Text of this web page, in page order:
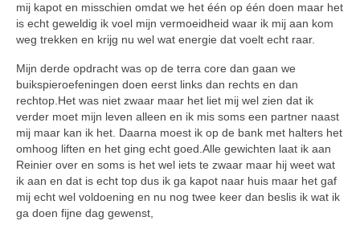
mij kapot en misschien omdat we het één op één doen maar het
is echt geweldig ik voel mijn vermoeidheid waar ik mij aan kom
weg trekken en krijg nu wel wat energie dat voelt echt raar.
Mijn derde opdracht was op de terra core dan gaan we
buikspieroefeningen doen eerst links dan rechts en dan
rechtop.Het was niet zwaar maar het liet mij wel zien dat ik
verder moet mijn leven alleen en ik mis soms een partner naast
mij maar kan ik het. Daarna moest ik op de bank met halters het
omhoog liften en het ging echt goed.Alle gewichten laat ik aan
Reinier over en soms is het wel iets te zwaar maar hij weet wat
ik aan en dat is echt top dus ik ga kapot naar huis maar het gaf
mij echt wel voldoening en nu nog twee keer dan beslis ik wat ik
ga doen fijne dag gewenst,